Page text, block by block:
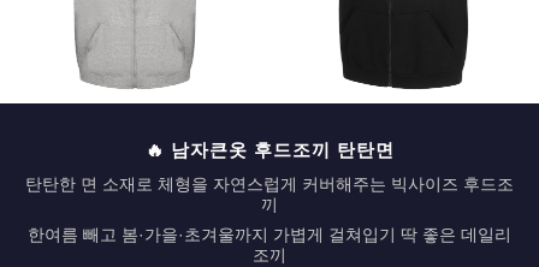
PAYCO 바로구매
🔥 남자큰옷 후드조끼 탄탄면
탄탄한 면 소재로 체형을 자연스럽게 커버해주는 빅사이즈 후드조
끼
한여름 빼고 봄·가을·초겨울까지 가볍게 걸쳐입기 딱 좋은 데일리
조끼